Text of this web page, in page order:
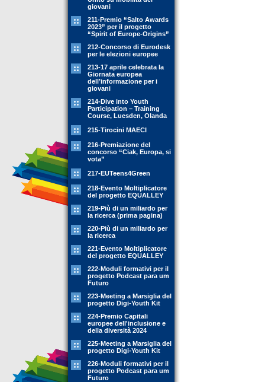
giovani
211-Premio “Salto Awards
2023” per il progetto
“Spirit of Europe-Origins”
212-Concorso di Eurodesk
per le elezioni europee
213-17 aprile celebrata la
Giornata europea
dell’informazione per i
giovani
214-Dive into Youth
Participation – Training
Course, Luesden, Olanda
215-Tirocini MAECI
216-Premiazione del
concorso “Ciak, Europa, si
vota”
217-EUTeens4Green
218-Evento Moltiplicatore
del progetto EQUALLEY
219-Più di un miliardo per
la ricerca (prima pagina)
220-Più di un miliardo per
la ricerca
221-Evento Moltiplicatore
del progetto EQUALLEY
222-Moduli formativi per il
progetto Podcast para um
Futuro
223-Meeting a Marsiglia del
progetto Digi-Youth Kit
224-Premio Capitali
europee dell'inclusione e
della diversità 2024
225-Meeting a Marsiglia del
progetto Digi-Youth Kit
226-Moduli formativi per il
progetto Podcast para um
Futuro